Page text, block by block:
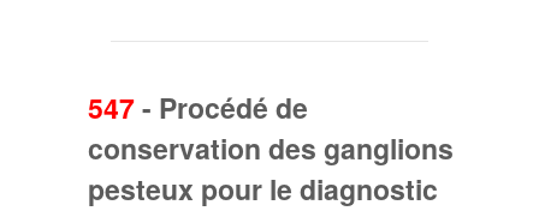
547- Procédé de
conservation des ganglions
pesteux pour le diagnostic